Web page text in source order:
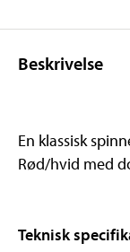
Beskrivelse
En klassisk
Rød/hvid med
Teknisk